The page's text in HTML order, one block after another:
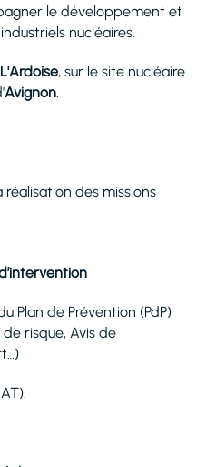
le développement et
nucléaires.
, sur le site nucléaire
Avignon.
des missions
Plan de Prévention (PdP)
risque, Avis de